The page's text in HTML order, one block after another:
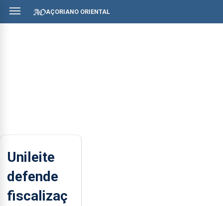
AÇORIANO ORIENTAL
Unileite
defende
fiscalizaç